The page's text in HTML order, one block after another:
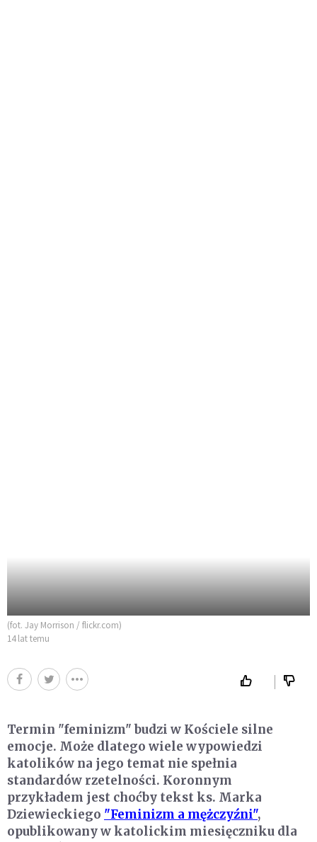
(fot. Jay Morrison / flickr.com)
14 lat temu
Termin "feminizm" budzi w Kościele silne
emocje. Może dlatego wiele wypowiedzi
katolików na jego temat nie spełnia
standardów rzetelności. Koronnym
przykładem jest choćby tekst ks. Marka
Dziewieckiego "Feminizm a mężczyźni",
opublikowany w katolickim miesięczniku dla